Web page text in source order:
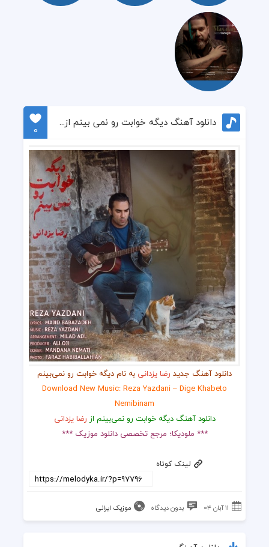
دانلود آهنگ دیگه خوابت رو نمی بینم از رضا یزدانی
0
دانلود آهنگ جدید رضا یزدانی به نام دیگه خوابت رو نمی‌بینم
Download New Music: Reza Yazdani – Dige Khabeto
Nemibinam
دانلود آهنگ دیگه خوابت رو نمی‌بینم از رضا یزدانی
*** ملودیکا؛ مرجع تخصصی دانلود موزیک ***
لینک کوتاه
۱۱ آبان ۰۴ بدون دیدگاه موزیک ایرانی